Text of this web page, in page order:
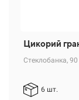
Цикорий
Стеклобанка, 90
6 шт.